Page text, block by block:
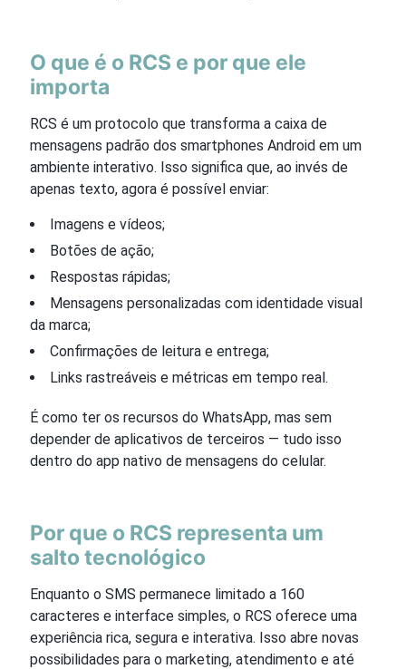
O que é o RCS e por que ele
importa
RCS é um protocolo que transforma a caixa de
mensagens padrão dos smartphones Android em um
ambiente interativo. Isso significa que, ao invés de
apenas texto, agora é possível enviar:
Imagens e vídeos;
Botões de ação;
Respostas rápidas;
Mensagens personalizadas com identidade visual
da marca;
Confirmações de leitura e entrega;
Links rastreáveis e métricas em tempo real.
É como ter os recursos do WhatsApp, mas sem
depender de aplicativos de terceiros — tudo isso
dentro do app nativo de mensagens do celular.
Por que o RCS representa um
salto tecnológico
Enquanto o SMS permanece limitado a 160
caracteres e interface simples, o RCS oferece uma
experiência rica, segura e interativa. Isso abre novas
possibilidades para o marketing, atendimento e até